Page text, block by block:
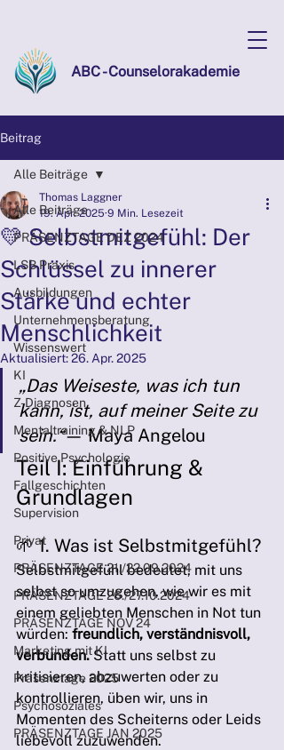
ABC - Counselorakademie
Beitrag
Alle Beiträge
PRÄSENZTAGE DEZ 2024
LSB Praxis
Ausbildungen
Unternehmensberatung
Wissenswert
KI
Z-Diagnosen
Mentaltraining & NLP
Positive Psychologie
Fallgeschichten
Supervision
Privat
PRÄSENZTAGE 21./22.09.2024
PRÄSENZTAGE 26./27.10.2024
PRÄSENZTAGE NOV 24
Marketing mit KI
Präsenztage 2025
Psychosoziales
PRÄSENZTAGE JAN 2025
Alle Beiträge
💛 Selbstmitgefühl: Der
Schlüssel zu innerer
Stärke und echter
Menschlichkeit
Thomas Laggner
19. Apr. 2025 9 Min. Lesezeit
Aktualisiert:26. Apr. 2025
„Das Weiseste, was ich tun
kann, ist, auf meiner Seite zu
sein.“— Maya Angelou
Teil I: Einführung &
Grundlagen
🌱 1. Was ist Selbstmitgefühl?
Selbstmitgefühl bedeutet, mit uns
selbst so umzugehen, wie wir es mit
einem geliebten Menschen in Not tun
würden: freundlich, verständnisvoll,
verbunden. Statt uns selbst zu
kritisieren, abzuwerten oder zu
kontrollieren, üben wir, uns in
Momenten des Scheiterns oder Leids
liebevoll zuzuwenden.